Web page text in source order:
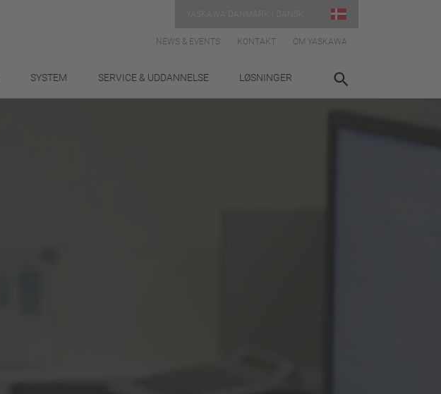
NEWS & EVENTS KONTAKT OM YASKAWA
SYSTEM SERVICE & UDDANNELSE LØSNINGER